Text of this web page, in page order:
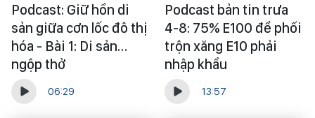
Podcast: Giữ hồn di
sản giữa cơn lốc đô thị
hóa - Bài 1: Di sản…
ngộp thở
06:29
Podcast bản tin trưa
4-8: 75% E100 để phối
trộn xăng E10 phải
nhập khẩu
13:57